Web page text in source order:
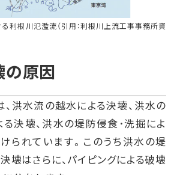
る利根川氾濫流（引用：利根川上流工事事務所資
原因
洪水流の越水による決壊、洪水の
決壊、洪水の堤防侵食･洗掘によ
られています。このうち洪水の堤
壊はさらに、パイピングによる破壊